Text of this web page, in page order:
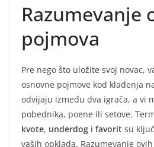
Razumevanje
pojmova
Pre nego što uložite svoj novac,
osnovne pojmove kod klađenja
odvijaju između dva igrača, a vi
pobednika, poene ili setove.
kvote, underdog i favorit su
vaših opklada. Razumevanje